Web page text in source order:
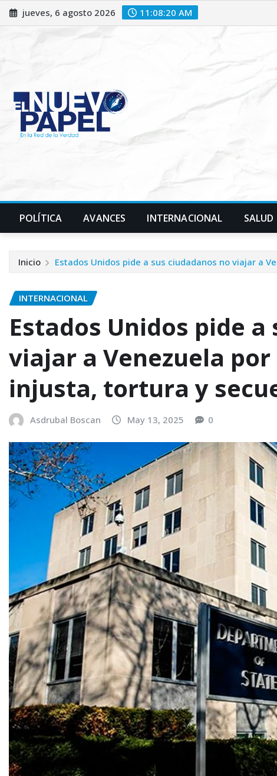
Saltar
al
jueves, 6 agosto 2026 11:08:22 AM
POLÍTICA AVANCES INTERNACIONAL SALUD
Inicio Estados Unidos pide a sus ciudadanos no viajar a
INTERNACIONAL
Estados Unidos pide
viajar a Venezuela
injusta, tortura y
Asdrubal Boscan May 13, 2025 0